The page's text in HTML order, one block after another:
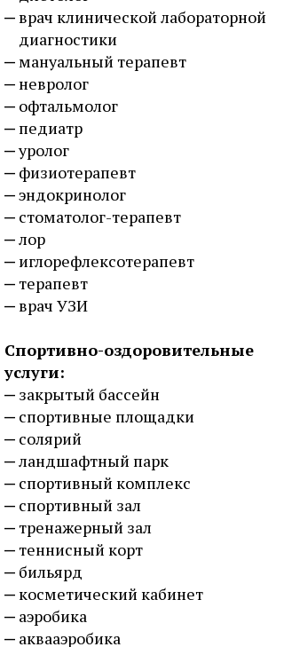
врач клинической лабораторной
диагностики
мануальный терапевт
невролог
офтальмолог
педиатр
уролог
физиотерапевт
эндокринолог
стоматолог-терапевт
лор
иглорефлексотерапевт
терапевт
врач УЗИ
Спортивно-оздоровительные
услуги:
закрытый бассейн
спортивные площадки
солярий
ландшафтный парк
спортивный комплекс
спортивный зал
тренажерный зал
теннисный корт
бильярд
косметический кабинет
аэробика
аквааэробика